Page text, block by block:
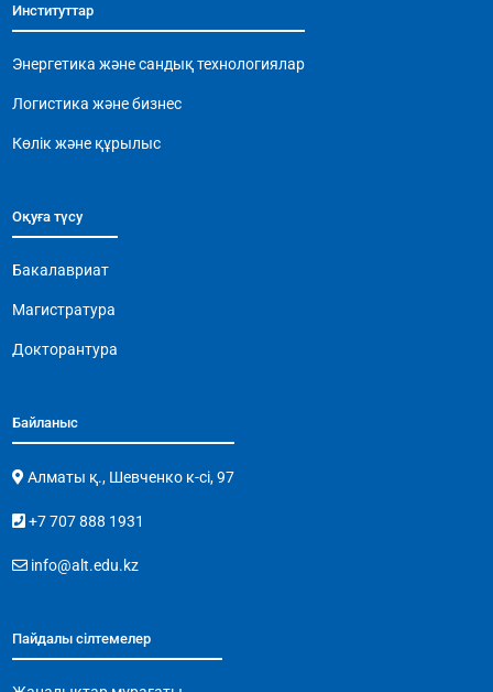
Институттар
Энергетика және сандық технологиялар
Логистика және бизнес
Көлік және құрылыс
Оқуға түсу
Бакалавриат
Магистратура
Докторантура
Байланыс
Алматы қ., Шевченко к-сі, 97
+7 707 888 1931
info@alt.edu.kz
Пайдалы сілтемелер